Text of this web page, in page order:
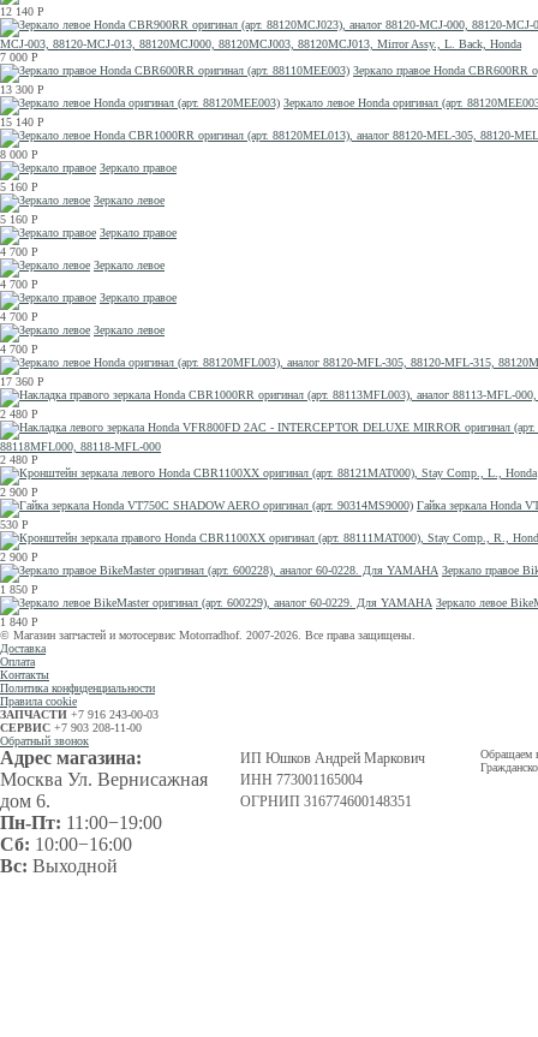
12 140 Р
MCJ-003, 88120-MCJ-013, 88120MCJ000, 88120MCJ003, 88120MCJ013, Mirror Assy., L. Back, Honda
7 000 Р
Зеркало правое Honda CBR600RR
13 300 Р
Зеркало левое Honda оригинал (арт.
15 140 Р
8 000 Р
Зеркало правое
5 160 Р
Зеркало левое
5 160 Р
Зеркало правое
4 700 Р
Зеркало левое
4 700 Р
Зеркало правое
4 700 Р
Зеркало левое
4 700 Р
17 360 Р
2 480 Р
88118MFL000, 88118-MFL-000
2 480 Р
2 900 Р
Гайка зеркала Honda
530 Р
2 900 Р
Зеркало правое
1 850 Р
Зеркало левое
1 840 Р
© Магазин запчастей и мотосервис Motorradhof. 2007-2026. Все права защищены.
Доставка
Оплата
Контакты
Политика конфиденциальности
Правила cookie
ЗАПЧАСТИ +7 916 243-00-03
СЕРВИС +7 903 208-11-00
Обратный звонок
Адрес магазина:
Москва Ул. Вернисажная
дом 6.
Пн-Пт: 11:00−19:00
Сб: 10:00−16:00
Вс: Выходной
ИП Юшков Андрей Маркович
ИНН 773001165004
ОГРНИП 316774600148351
Обращаем